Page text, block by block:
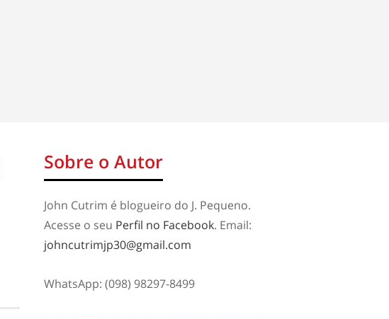
Sobre o Autor
John Cutrim é blogueiro do J. Pequeno.
Acesse o seu Perfil no Facebook. Email:
johncutrimjp30@gmail.com
WhatsApp: (098) 98297-8499